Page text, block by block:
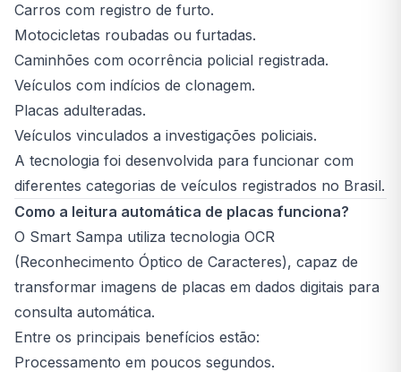
Carros com registro de furto.
Motocicletas roubadas ou furtadas.
Caminhões com ocorrência policial registrada.
Veículos com indícios de clonagem.
Placas adulteradas.
Veículos vinculados a investigações policiais.
A tecnologia foi desenvolvida para funcionar com
diferentes categorias de veículos registrados no Brasil.
Como a leitura automática de placas funciona?
O Smart Sampa utiliza tecnologia OCR
(Reconhecimento Óptico de Caracteres), capaz de
transformar imagens de placas em dados digitais para
consulta automática.
Entre os principais benefícios estão:
Processamento em poucos segundos.